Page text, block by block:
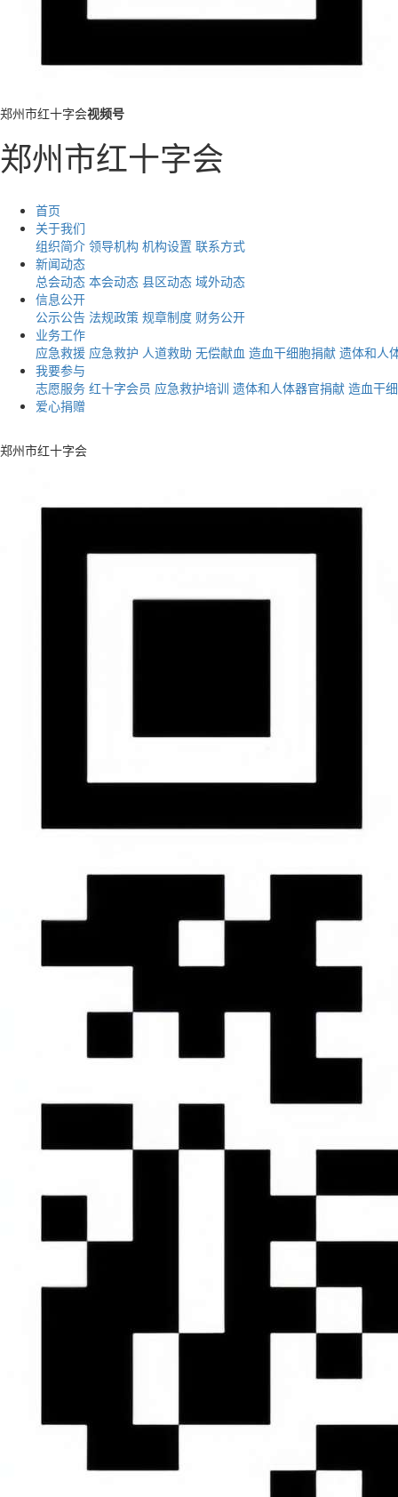
郑州市红十字会视频号
郑州市红十字会
首页
关于我们
组织简介 领导机构 机构设置 联系方式
新闻动态
总会动态 本会动态 县区动态 域外动态
信息公开
公示公告 法规政策 规章制度 财务公开
业务工作
应急救援 应急救护 人道救助 无偿献血 造血干细胞捐献 遗体和人
我要参与
志愿服务 红十字会员 应急救护培训 遗体和人体器官捐献 造血干
爱心捐赠
郑州市红十字会